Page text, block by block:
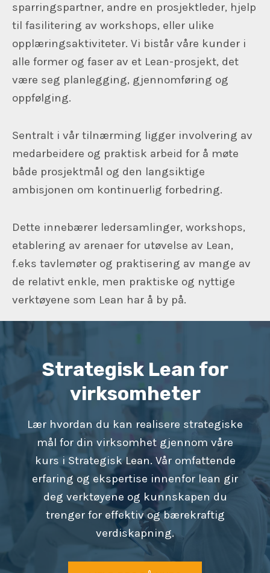
sparringspartner, andre en prosjektleder, hjelp
til fasilitering av workshops, eller ulike
opplæringsaktiviteter. Vi bistår våre kunder i
alle former og faser av et Lean-prosjekt, det
være seg planlegging, gjennomføring og
oppfølging.
Sentralt i vår tilnærming ligger involvering av
medarbeidere og praktisk arbeid for å møte
både prosjektmål og den langsiktige
ambisjonen om kontinuerlig forbedring.
Dette innebærer ledersamlinger, workshops,
etablering av arenaer for utøvelse av Lean,
f.eks tavlemøter og praktisering av mange av
de relativt enkle, men praktiske og nyttige
verktøyene som Lean har å by på.
Strategisk Lean for
virksomheter
Lær hvordan du kan realisere strategiske
mål for din virksomhet gjennom våre
kurs i Strategisk Lean. Vår omfattende
erfaring og ekspertise innenfor lean gir
deg verktøyene og kunnskapen du
trenger for effektiv og bærekraftig
verdiskapning.